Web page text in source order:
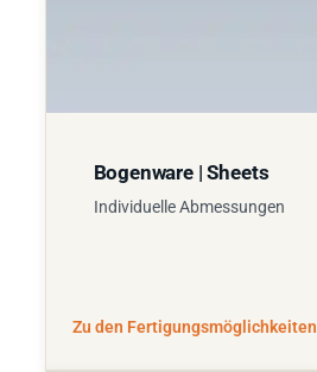
Bogenware | Sheets
Individuelle Abmessungen
Zu den Fertigungsmöglichkeiten